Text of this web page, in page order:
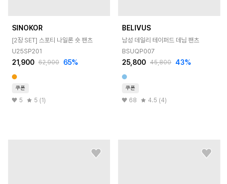
SINOKOR
[2장 SET] 스포티 나일론 숏 팬츠
U25SP201
21,900 62,900 65%
쿠폰
5 5 (1)
BELIVUS
남성 데일리 테이퍼드 데님 팬츠
BSUQP007
25,800 45,800 43%
쿠폰
68 4.5 (4)